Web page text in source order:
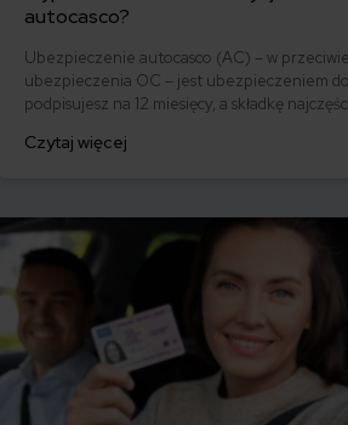
autocasco?
Ubezpieczenie autocasco (AC) – w
ubezpieczenia OC – jest ubezpieczeniem
podpisujesz na 12 miesięcy, a składkę
ofertę lub zdecydowałeś się sprzedać
Czytaj więcej